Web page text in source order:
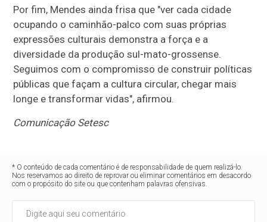
Por fim, Mendes ainda frisa que "ver cada cidade
ocupando o caminhão-palco com suas próprias
expressões culturais demonstra a força e a
diversidade da produção sul-mato-grossense.
Seguimos com o compromisso de construir políticas
públicas que façam a cultura circular, chegar mais
longe e transformar vidas", afirmou.
Comunicação Setesc
* O conteúdo de cada comentário é de responsabilidade de quem realizá-lo.
Nos reservamos ao direito de reprovar ou eliminar comentários em desacordo
com o propósito do site ou que contenham palavras ofensivas.